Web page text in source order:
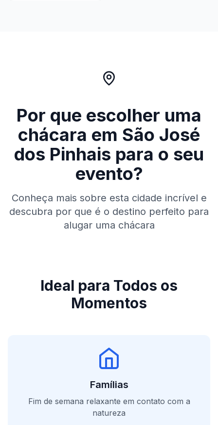
Por que escolher uma
chácara em São José
dos Pinhais para o seu
evento?
Conheça mais sobre esta cidade incrível e
descubra por que é o destino perfeito para
alugar uma chácara
Ideal para Todos os
Momentos
Famílias
Fim de semana relaxante em contato com a
natureza